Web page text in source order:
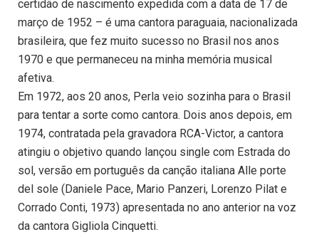
certidão de nascimento expedida com a data de 17 de
março de 1952 – é uma cantora paraguaia, nacionalizada
brasileira, que fez muito sucesso no Brasil nos anos
1970 e que permaneceu na minha memória musical
afetiva.
Em 1972, aos 20 anos, Perla veio sozinha para o Brasil
para tentar a sorte como cantora. Dois anos depois, em
1974, contratada pela gravadora RCA-Victor, a cantora
atingiu o objetivo quando lançou single com Estrada do
sol, versão em português da canção italiana Alle porte
del sole (Daniele Pace, Mario Panzeri, Lorenzo Pilat e
Corrado Conti, 1973) apresentada no ano anterior na voz
da cantora Gigliola Cinquetti.